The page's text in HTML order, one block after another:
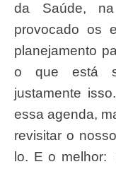
da Saúde,
provocado os
planejamento
o que está
justamente
essa agenda,
revisitar o
lo. E o melhor: